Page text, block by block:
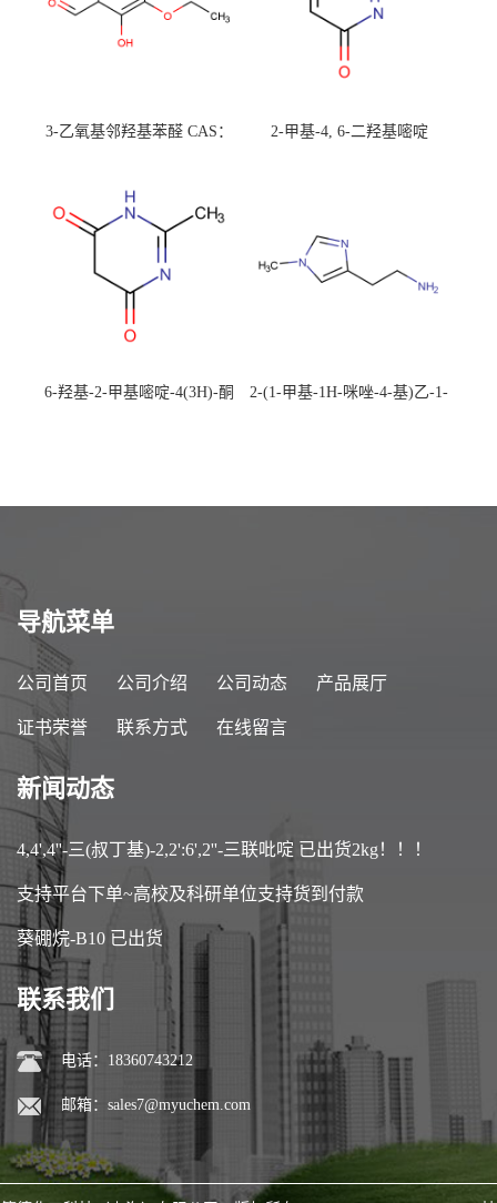
3-乙氧基邻羟基苯醛 CAS：
校可先用后付
2-甲基-4, 6-二羟基嘧啶
6-羟基-2-甲基嘧啶-4(3H)-酮
2-(1-甲基-1H-咪唑-4-基)乙-1-
导航菜单
公司首页 公司介绍 公司动态 产品展厅
证书荣誉 联系方式 在线留言
新闻动态
4,4',4''-三(叔丁基)-2,2':6',2''-三联吡啶 已出货2kg！！！
支持平台下单~高校及科研单位支持货到付款
葵硼烷-B10 已出货
联系我们
电话：18360743212
邮箱： sales7@myuchem.com